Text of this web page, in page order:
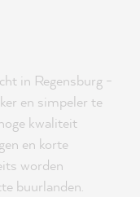
in Regensburg -
en simpeler te
kwaliteit
en korte
worden
buurlanden.